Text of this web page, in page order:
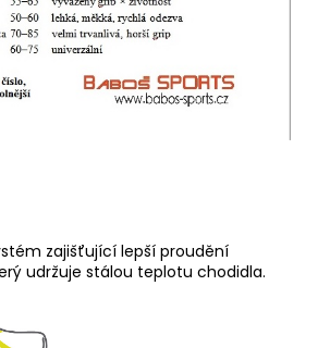
zajišťující lepší proudění
udržuje stálou teplotu chodidla.